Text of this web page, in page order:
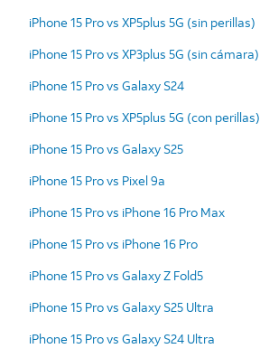
iPhone 15 Pro vs XP5plus 5G (sin perillas)
iPhone 15 Pro vs XP3plus 5G (sin cámara)
iPhone 15 Pro vs Galaxy S24
iPhone 15 Pro vs XP5plus 5G (con perillas)
iPhone 15 Pro vs Galaxy S25
iPhone 15 Pro vs Pixel 9a
iPhone 15 Pro vs iPhone 16 Pro Max
iPhone 15 Pro vs iPhone 16 Pro
iPhone 15 Pro vs Galaxy Z Fold5
iPhone 15 Pro vs Galaxy S25 Ultra
iPhone 15 Pro vs Galaxy S24 Ultra